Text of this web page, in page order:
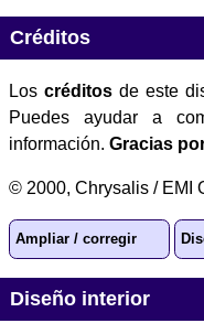
Créditos
Los créditosde este
Puedes ayudar a
información. Gracias
© 2000, Chrysalis / EMI
Ampliar / corregir
Diseño interior